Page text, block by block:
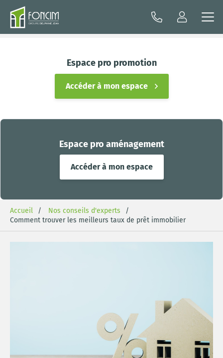
Espace pro aménagement
Accéder à mon espace
Espace pro promotion
Accéder à mon espace
Accueil
Nos conseils d'experts
Comment trouver les meilleurs taux de prêt immobilier